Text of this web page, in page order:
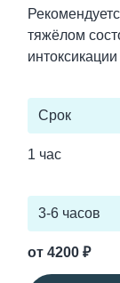
тяжёлом
Срок
1 час
3-6 часов
от 4200 ₽